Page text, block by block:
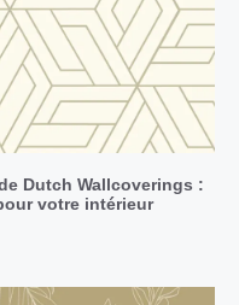
Dutch Wallcoverings :
votre intérieur